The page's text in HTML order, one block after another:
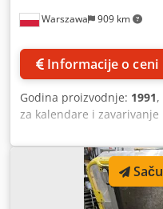
Warszawa 909 km
Informacije o ceni
Godina proizvodnje: 1991,
za kalendare i